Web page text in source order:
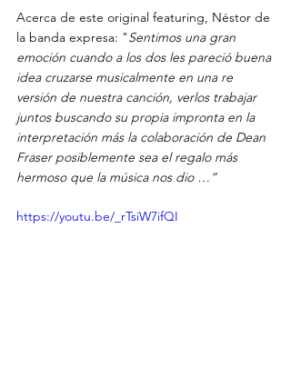
Acerca de este original featuring, Néstor de
la banda expresa: "Sentimos una gran
emoción cuando a los dos les pareció buena
idea cruzarse musicalmente en una re
versión de nuestra canción, verlos trabajar
juntos buscando su propia impronta en la
interpretación más la colaboración de Dean
Fraser posiblemente sea el regalo más
hermoso que la música nos dio …”
https://youtu.be/_rTsiW7ifQI